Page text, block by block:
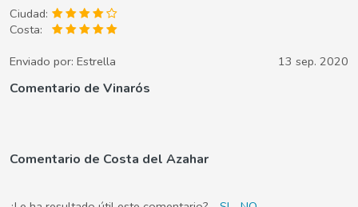
Ciudad:
Costa:
Enviado por: Estrella 13 sep. 2020
Comentario de Vinarós
Comentario de Costa del Azahar